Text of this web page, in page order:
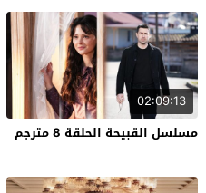
02:09:13
مسلسل القبيحة الحلقة 8 مترجم